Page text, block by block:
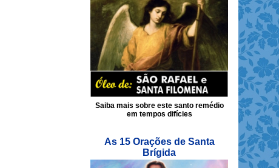
Saiba mais sobre este santo remédio
em tempos difícies
As 15 Orações de Santa
Brígida